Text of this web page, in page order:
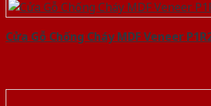
Cửa Gỗ Chống Cháy MDF Veneer